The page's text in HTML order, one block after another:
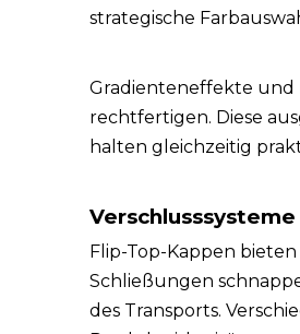
strategische
Gradienteneffekte und
rechtfertigen. Diese
halten gleichzeitig
Verschlusssysteme
Flip-Top-Kappen
Schließungen
des Transports.